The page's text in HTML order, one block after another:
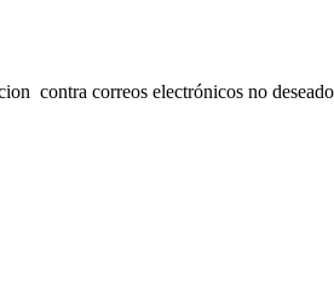
contra correos electrónicos no